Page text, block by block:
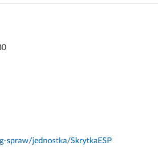
spraw/jednostka/SkrytkaESP